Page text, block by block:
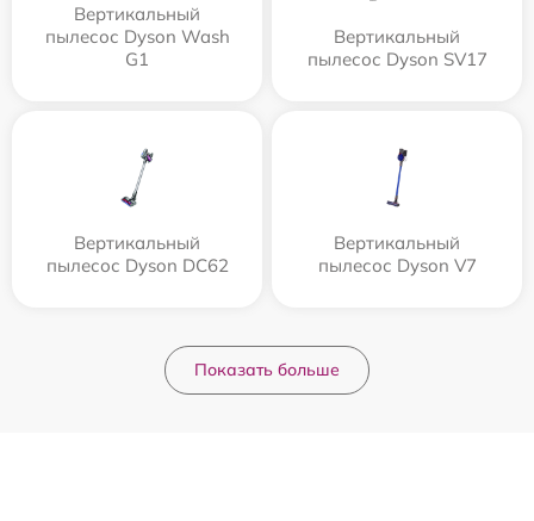
Вертикальный
пылесос Dyson Wash
G1
Вертикальный
пылесос Dyson SV17
Вертикальный
пылесос Dyson DC62
Вертикальный
пылесос Dyson V7
Показать больше